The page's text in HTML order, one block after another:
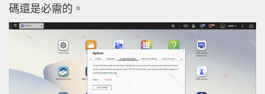
碼還是必需的。